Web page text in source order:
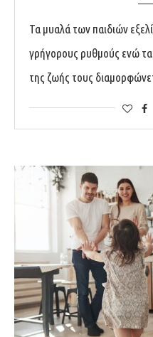
Τα μυαλά των παιδιών
γρήγορους ρυθμούς ενώ
της ζωής τους